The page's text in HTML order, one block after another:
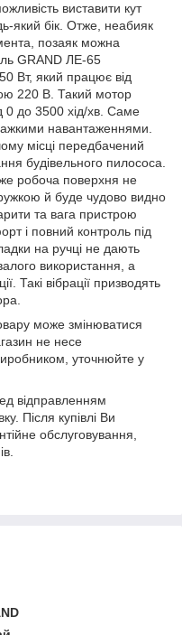
виставити кут
який бік. Отже, неабияк
позаяк можна
GRAND ЛЕ-65
Вт, який працює від
220 В. Такий мотор
0 до 3500 хід/хв. Саме
навантаженнями.
місці передбачений
будівельного пилососа.
робоча поверхня не
й буде чудово видно
та вага пристрою
і повний контроль під
на ручці не дають
використання, а
Такі вібрації призводять
може змінюватися
не несе
уточнюйте у
відправленням
Після купівлі Ви
обслуговування,